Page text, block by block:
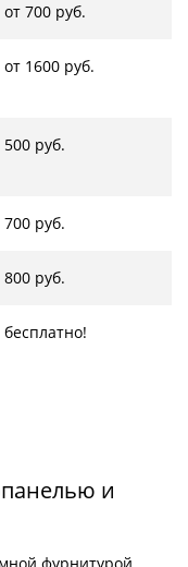
от 700 руб.
от 1600 руб.
500 руб.
700 руб.
800 руб.
бесплатно!
и